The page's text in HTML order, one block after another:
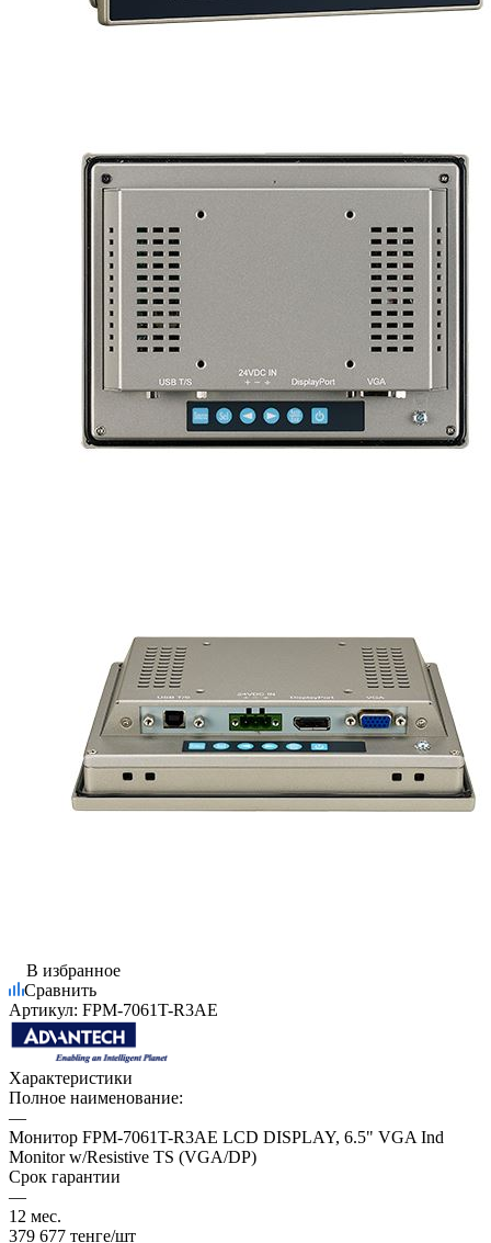
В избранное
Сравнить
Артикул: FPM-7061T-R3AE
Характеристики
Полное наименование:
—
Монитор FPM-7061T-R3AE LCD DISPLAY, 6.5" VGA Ind
Monitor w/Resistive TS (VGA/DP)
Срок гарантии
—
12 мес.
379 677 тенге/шт